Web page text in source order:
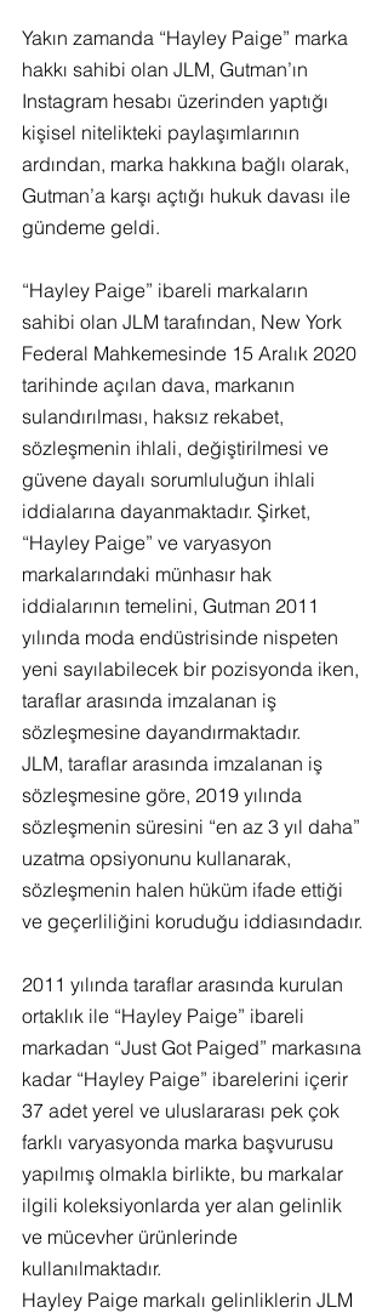
Yakın zamanda “Hayley Paige” marka
hakkı sahibi olan JLM, Gutman’ın
Instagram hesabı üzerinden yaptığı
kişisel nitelikteki paylaşımlarının
ardından, marka hakkına bağlı olarak,
Gutman’a karşı açtığı hukuk davası ile
gündeme geldi.
“Hayley Paige” ibareli markaların
sahibi olan JLM tarafından, New York
Federal Mahkemesinde 15 Aralık 2020
tarihinde açılan dava, markanın
sulandırılması, haksız rekabet,
sözleşmenin ihlali, değiştirilmesi ve
güvene dayalı sorumluluğun ihlali
iddialarına dayanmaktadır. Şirket,
“Hayley Paige” ve varyasyon
markalarındaki münhasır hak
iddialarının temelini, Gutman 2011
yılında moda endüstrisinde nispeten
yeni sayılabilecek bir pozisyonda iken,
taraflar arasında imzalanan iş
sözleşmesine dayandırmaktadır.
JLM, taraflar arasında imzalanan iş
sözleşmesine göre, 2019 yılında
sözleşmenin süresini “en az 3 yıl daha”
uzatma opsiyonunu kullanarak,
sözleşmenin halen hüküm ifade ettiği
ve geçerliliğini koruduğu iddiasındadır.
2011 yılında taraflar arasında kurulan
ortaklık ile “Hayley Paige” ibareli
markadan “Just Got Paiged” markasına
kadar “Hayley Paige” ibarelerini içerir
37 adet yerel ve uluslararası pek çok
farklı varyasyonda marka başvurusu
yapılmış olmakla birlikte, bu markalar
ilgili koleksiyonlarda yer alan gelinlik
ve mücevher ürünlerinde
kullanılmaktadır.
Hayley Paige markalı gelinliklerin JLM